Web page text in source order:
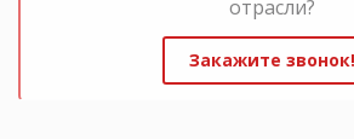
отрасли?
Закажите звонок!